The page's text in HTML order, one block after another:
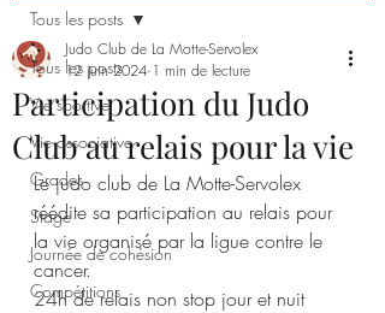
Tous les posts
Vie sportive
Vie associative
Grades
Stage
Journée de cohésion
Compétitions
Tous les posts
Participation du Judo
Club au relais pour la vie
Judo Club de La Motte-Servolex
12 juin 2024 1 min de lecture
Le judo club de La Motte-Servolex
réédite sa participation au relais pour
la vie organisé par la ligue contre le
cancer.
24h de relais non stop jour et nuit